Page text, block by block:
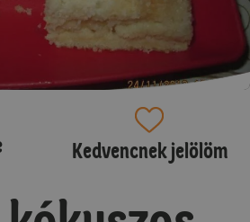
Kedvencnek jelölöm